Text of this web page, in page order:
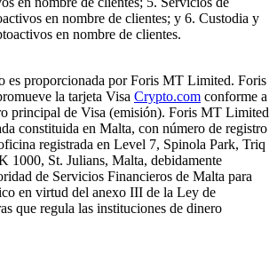
en nombre de clientes; y 6. Custodia y
en nombre de clientes.
es proporcionada por Foris MT Limited. Foris
la tarjeta Visa Crypto.com conforme a
principal de Visa (emisión). Foris MT Limited
constituida en Malta, con número de registro
registrada en Level 7, Spinola Park, Triq
1000, St. Julians, Malta, debidamente
de Servicios Financieros de Malta para
en virtud del anexo III de la Ley de
que regula las instituciones de dinero